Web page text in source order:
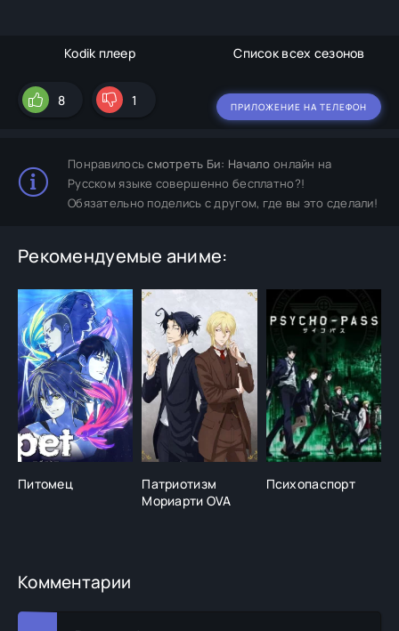
Kodik плеер Список всех сезонов
8 1 ПРИЛОЖЕНИЕ НА ТЕЛЕФОН
Понравилосьсмотреть Би: Начало онлайн на
Русском языке совершенно бесплатно?!
Обязательно поделись с другом, где вы это сделали!
Рекомендуемые аниме:
Питомец
Патриотизм
Мориарти OVA
Психопаспорт
Комментарии